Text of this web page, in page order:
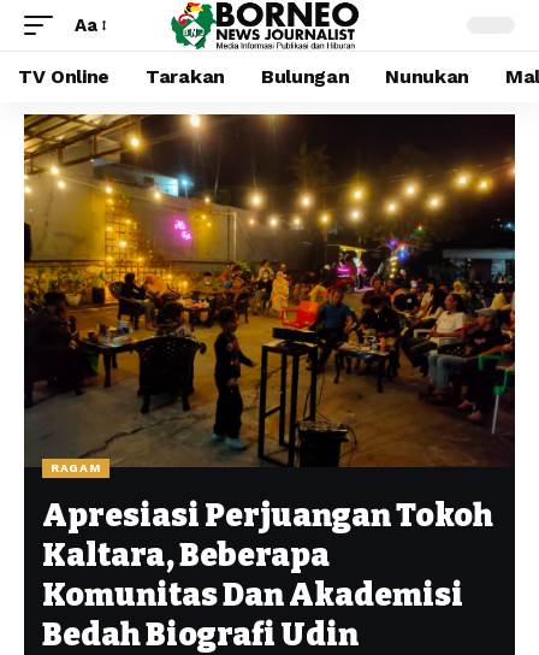
Aa
TV Online Tarakan Bulungan Nunukan
RAGAM
Apresiasi Perjuangan Tokoh
Kaltara, Beberapa
Komunitas Dan Akademisi
Bedah Biografi Udin